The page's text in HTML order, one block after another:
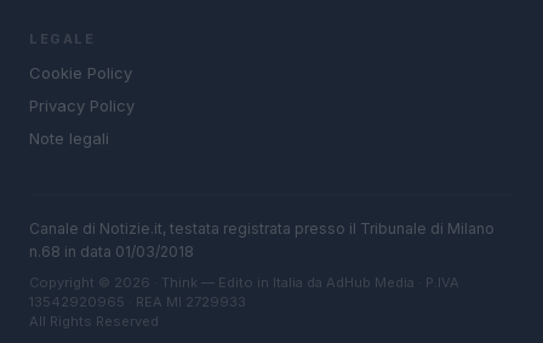
LEGALE
Cookie Policy
Privacy Policy
Note legali
Canale di Notizie.it, testata registrata presso il Tribunale di Milano
n.68 in data 01/03/2018
Copyright © 2026 · Think — Edito in Italia da AdHub Media · P.IVA
13542920965 · REA MI 2729933
All Rights Reserved